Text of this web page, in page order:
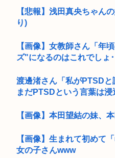
【悲報】浅田真央ちゃん
り)
【画像】女教師さん「年
ズ"になるのはこれでし
渡邊渚さん「私がPTSD
まだPTSDという言葉は浸
【画像】本田望結の妹、
【画像】生まれて初めて
女の子さんwww